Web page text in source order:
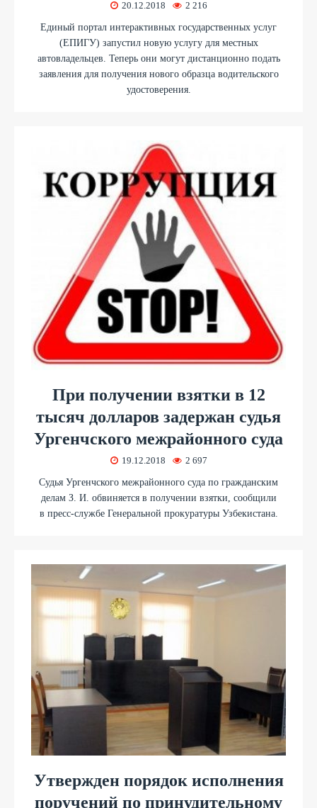
20.12.2018 2 216
Единый портал интерактивных государственных услуг
(ЕПИГУ) запустил новую услугу для местных
автовладельцев. Теперь они могут дистанционно подать
заявления для получения нового образца водительского
удостоверения.
При получении взятки в 12
тысяч долларов задержан судья
Ургенчского межрайонного суда
19.12.2018 2 697
Судья Ургенчского межрайонного суда по гражданским
делам З. И. обвиняется в получении взятки, сообщили
в пресс-службе Генеральной прокуратуры Узбекистана.
Утвержден порядок исполнения
поручений по принудительному